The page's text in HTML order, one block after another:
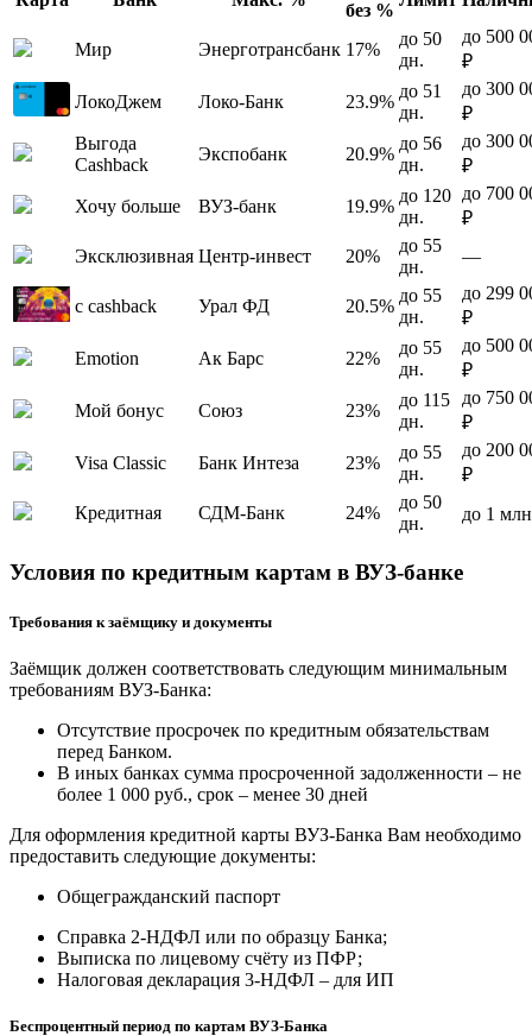
без %
Мир Энерготрансбанк 17%
до 50
дн.
до 500
₽
ЛокоДжем
Локо-Банк 23.9%
до 51
дн.
до 300
₽
Выгода
Cashback
Экспобанк 20.9%
до 56
дн.
до 300
₽
Хочу больше
ВУЗ-банк 19.9%
до 120
дн.
до 700
₽
Эксклюзивная Центр-инвест 20%
до 55
дн.
—
с cashback Урал ФД 20.5%
до 55
дн.
до 299
₽
Emotion
Ак Барс 22%
до 55
дн.
до 500
₽
Мой бонус
Союз 23%
до 115
дн.
до 750
₽
Visa Classic
Банк Интеза 23%
до 55
дн.
до 200
₽
Кредитная
СДМ-Банк 24%
до 50
дн.
до 1
Условия по кредитным картам в ВУЗ-банке
Требования к заёмщику и документы
Заёмщик должен соответствовать следующим минимальным
требованиям ВУЗ-Банка:
Отсутствие просрочек по кредитным обязательствам
перед Банком.
В иных банках сумма просроченной задолженности – не
более 1 000 руб., срок – менее 30 дней
Для оформления кредитной карты ВУЗ-Банка Вам необходимо
предоставить следующие документы:
Общегражданский паспорт
Справка 2-НДФЛ или по образцу Банка;
Выписка по лицевому счёту из ПФР;
Налоговая декларация 3-НДФЛ – для ИП
Беспроцентный период по картам ВУЗ-Банка